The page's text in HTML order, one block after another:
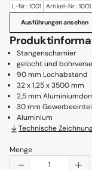
L-Nr.: 1001 Artikel-Nr.:
Ausführungen ansehen
Stangenscharnier
gelocht und
90 mm Lochabstand
32 x 1,25 x 3500 mm
2,5 mm
30 mm
Aluminium
Technische
Menge
Produkt Anzahl: